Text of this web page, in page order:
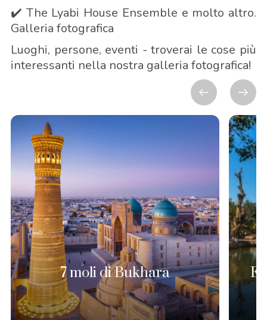
✔️ The Lyabi House Ensemble e molto altro.
Galleria fotografica
Luoghi, persone, eventi - troverai le cose più
interessanti nella nostra galleria fotografica!
7 moli di Bukhara